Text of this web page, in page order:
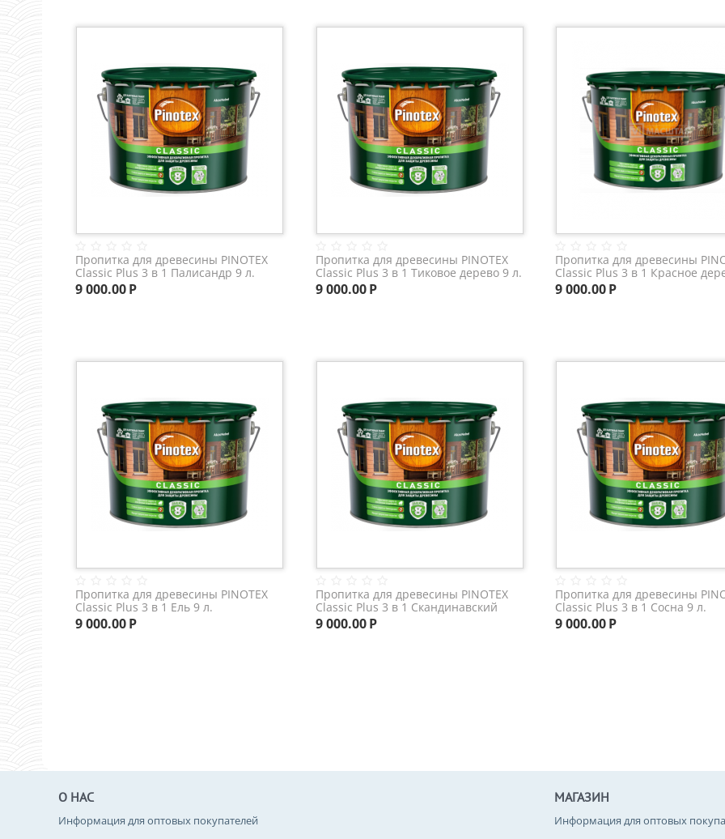
Пропитка для древесины PINOTEX
Classic Plus 3 в 1 Палисандр 9 л.
9 000.00Р
Пропитка для древесины PINOTEX
Classic Plus 3 в 1 Тиковое дерево 9 л.
9 000.00 Р
Пропитка для древесины
Classic Plus 3 в 1 Красное
9 000.00Р
Пропитка для древесины PINOTEX
Classic Plus 3 в 1 Ель 9 л.
9 000.00Р
Пропитка для древесины PINOTEX
Classic Plus 3 в 1 Скандинавский
серый 9 л.
9 000.00 Р
Пропитка для древесины
Classic Plus 3 в 1 Сосна 9 л.
9 000.00Р
О НАС
Информация для оптовых покупателей
МАГАЗИН
Информация для оптовых